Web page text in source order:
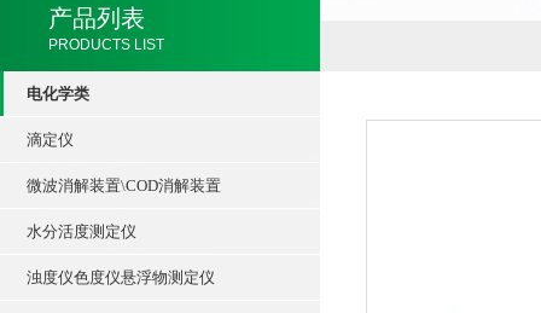
产品列表
PRODUCTS LIST
电化学类
滴定仪
微波消解装置\COD消解装置
水分活度测定仪
浊度仪色度仪悬浮物测定仪